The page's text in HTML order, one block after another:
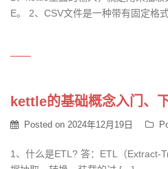
E。 2、CSV文件是一种带有固定格
kettle的基础概念入门、
Posted on 2024年12月19日
1、什么是ETL? 答：ETL（Extract-